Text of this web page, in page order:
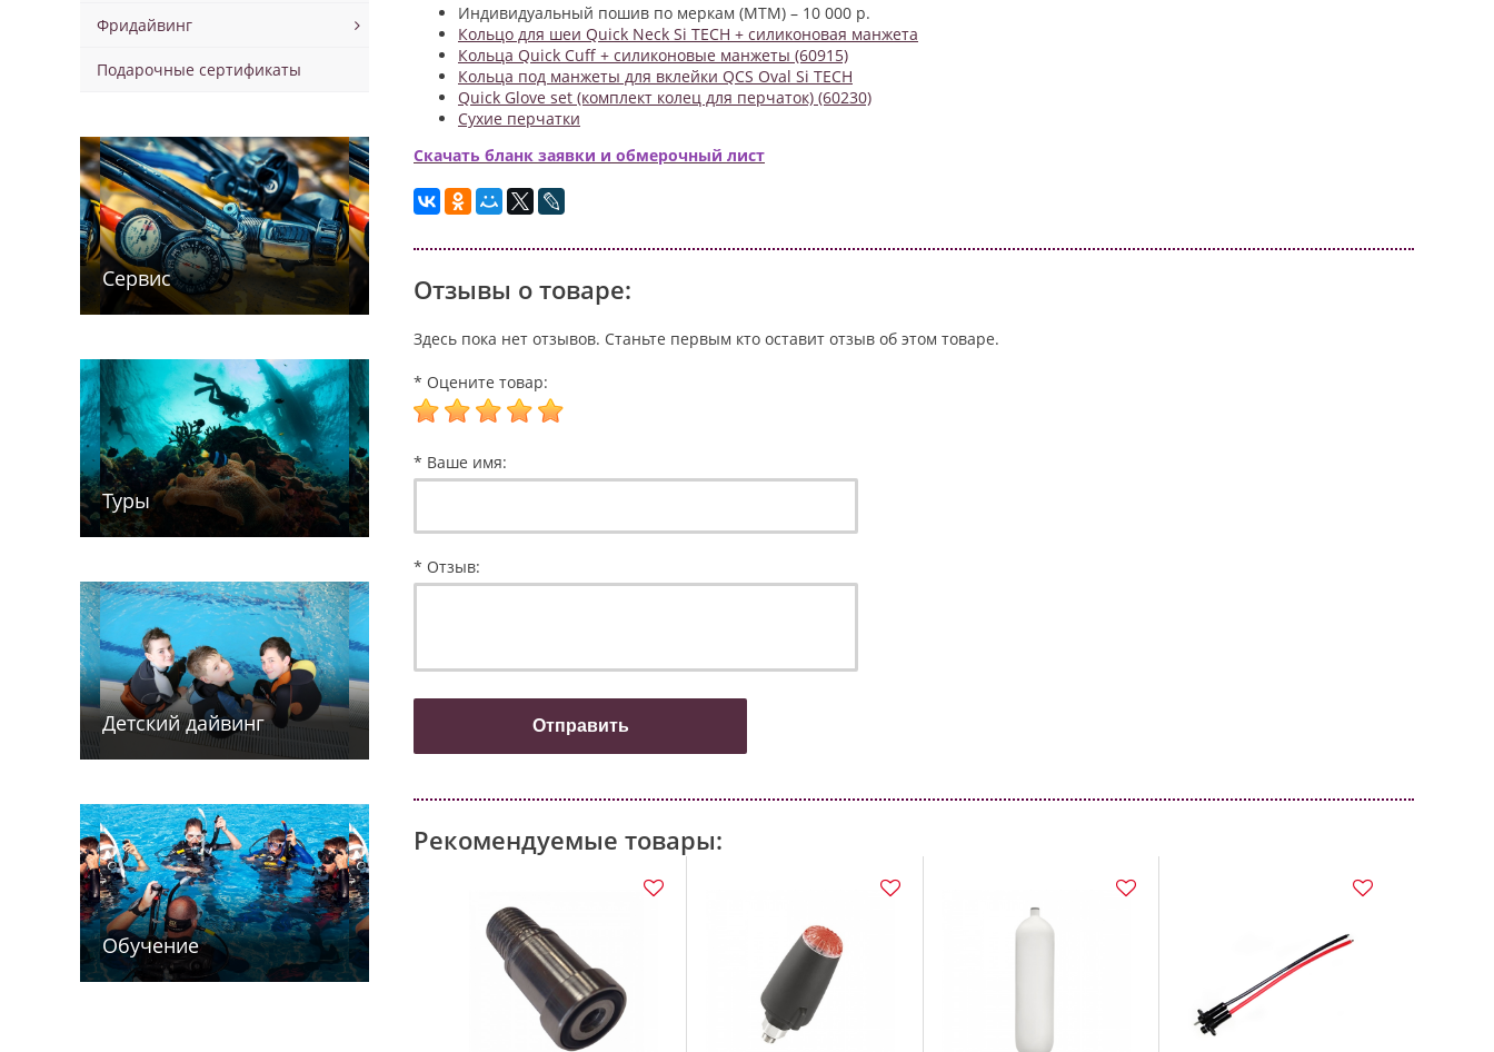
Фридайвинг
Подарочные сертификаты
Сервис
Туры
Детский дайв­­инг
Обучение
Индивидуальный пошив по меркам (MTM) – 10 000 р.
Кольцо для шеи Quick Neck Si TECH + силиконовая манжета
Кольца Quick Cuff + силиконовые манжеты (60915)
Кольца под манжеты для вклейки QCS Oval Si TECH
Quick Glove set (комплект колец для перчаток) (60230)
Сухие перчатки
Скачать бланк заявки и обмерочный лист
Отзывы о товаре:
Здесь пока нет отзывов. Станьте первым кто оставит отзыв об этом товаре.
* Оцените товар:
* Ваше имя:
* Отзыв:
Рекомендуемые товары: